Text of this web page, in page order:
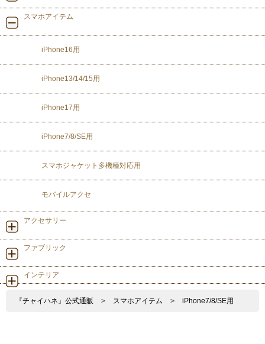
スマホアイテム
iPhone16用
iPhone13/14/15用
iPhone17用
iPhone7/8/SE用
スマホジャケット多機種対応用
モバイルアクセ
アクセサリー
ファブリック
インテリア
『チャイハネ』公式通販 > スマホアイテム > iPhone7/8/SE用